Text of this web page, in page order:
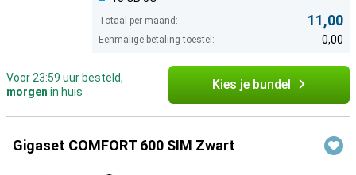
Totaal per maand: 11,00
Eenmalige betaling toestel: 0,00
Voor 23:59 uur besteld,
morgen in huis Kies je bundel
Gigaset COMFORT 600 SIM Zwart